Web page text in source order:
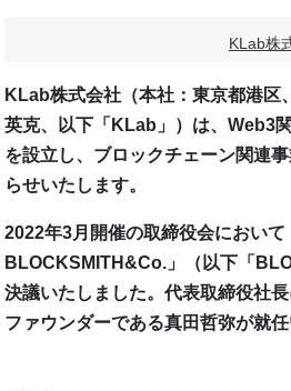
KLab株
KLab株式会社（本社：東京都港区
英克、以下「KLab」）は、Web3
を設立し、ブロックチェーン関連
らせいたします。
2022年3月開催の取締役会において
BLOCKSMITH&Co.」（以下「
決議いたしました。代表取締役社
ファウンダーである真田哲弥が就任